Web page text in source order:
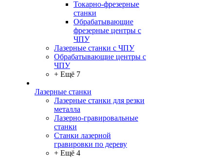
Токарно-фрезерные
станки
Обрабатывающие
фрезерные центры с
ЧПУ
Лазерные станки с ЧПУ
Обрабатывающие центры с
ЧПУ
+ Ещё 7
Лазерные станки
Лазерные станки для резки
металла
Лазерно-гравировальные
станки
Станки лазерной
гравировки по дереву
+ Ещё 4